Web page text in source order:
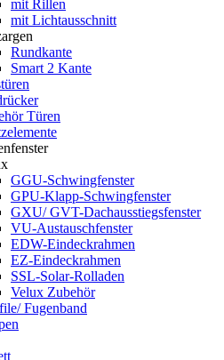
mit Rillen
mit Lichtausschnitt
Rundkante
Smart 2 Kante
Türen
GGU-Schwingfenster
GPU-Klapp-Schwingfenster
GXU/ GVT-Dachausstiegsfenster
VU-Austauschfenster
EDW-Eindeckrahmen
EZ-Eindeckrahmen
SSL-Solar-Rolladen
Velux Zubehör
Fugenband